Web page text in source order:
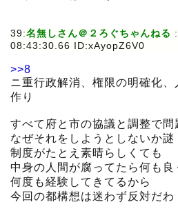
39:名無しさん＠２ろぐちゃんねる :
08:43:30.66 ID:xAyopZ6V0
>>8
ニ重行政解消、権限の明確化
作り
すべて府と市の協議と調整で
なぜそれをしようとしないか謎
制度がたとえ素晴らしくても
中身の人間が腐ってたら何も良
何度も経験してきてるから
今回の都構想は迷わず反対だわ